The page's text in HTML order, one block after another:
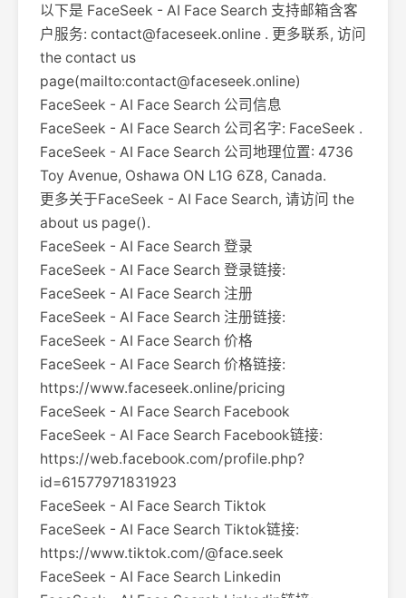
以下是 FaceSeek - AI Face Search 支持邮箱含客
户服务: contact@faceseek.online . 更多联系, 访问
the contact us
page(mailto:contact@faceseek.online)
FaceSeek - AI Face Search 公司信息
FaceSeek - AI Face Search 公司名字: FaceSeek .
FaceSeek - AI Face Search 公司地理位置: 4736
Toy Avenue, Oshawa ON L1G 6Z8, Canada.
更多关于FaceSeek - AI Face Search, 请访问 the
about us page().
FaceSeek - AI Face Search 登录
FaceSeek - AI Face Search 登录链接:
FaceSeek - AI Face Search 注册
FaceSeek - AI Face Search 注册链接:
FaceSeek - AI Face Search 价格
FaceSeek - AI Face Search 价格链接:
https://www.faceseek.online/pricing
FaceSeek - AI Face Search Facebook
FaceSeek - AI Face Search Facebook链接:
https://web.facebook.com/profile.php?
id=61577971831923
FaceSeek - AI Face Search Tiktok
FaceSeek - AI Face Search Tiktok链接:
https://www.tiktok.com/@face.seek
FaceSeek - AI Face Search Linkedin